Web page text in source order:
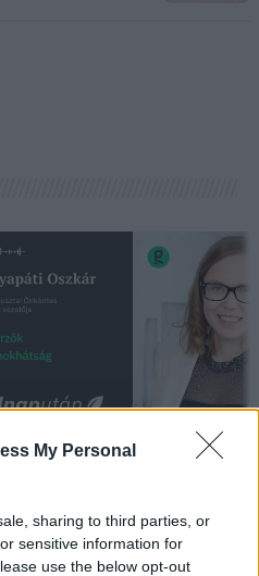
My Personal
sharing to third parties, or
sensitive information for
use the below opt-out
milyen
A
Greendex